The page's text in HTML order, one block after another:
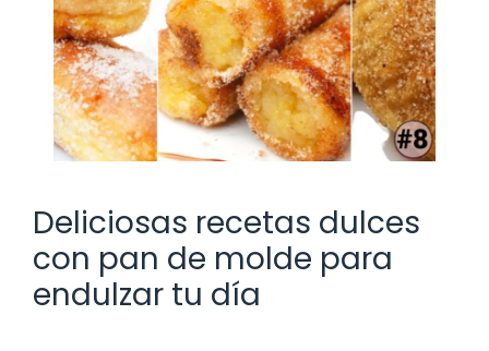
Deliciosas recetas dulces
con pan de molde para
endulzar tu día